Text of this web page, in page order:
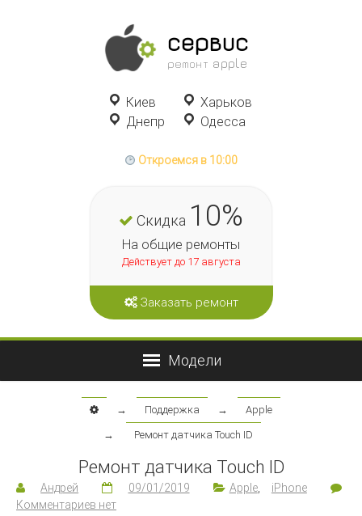
сервис
ремонт apple
Киев
Харьков
Днепр
Одесса
Откроемся в 10:00
Скидка 10%
На общие ремонты
Действует до 17 августа
Заказать ремонт
→ Поддержка →
Apple
→
Ремонт датчика Touch ID
Ремонт датчика Touch ID
Андрей 09/01/2019 Apple, iPhone
Комментариев нет